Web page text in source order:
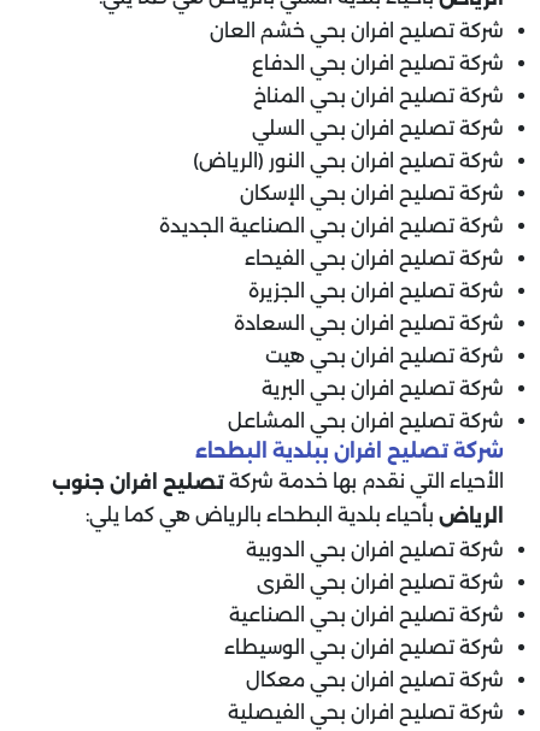
شركة تصليح افران بحي خشم العان
شركة تصليح افران بحي الدفاع
شركة تصليح افران بحي المناخ
شركة تصليح افران بحي السلي
شركة تصليح افران بحي النور (الرياض)
شركة تصليح افران بحي الإسكان
شركة تصليح افران بحي الصناعية الجديدة
شركة تصليح افران بحي الفيحاء
شركة تصليح افران بحي الجزيرة
شركة تصليح افران بحي السعادة
شركة تصليح افران بحي هيت
شركة تصليح افران بحي البرية
شركة تصليح افران بحي المشاعل
شركة تصليح افران ببلدية البطحاء
الأحياء التي نقدم بها خدمة شركة تصليح افران جنوب
الرياض بأحياء بلدية البطحاء بالرياض هي كما يلي:
شركة تصليح افران بحي الدوبية
شركة تصليح افران بحي القرى
شركة تصليح افران بحي الصناعية
شركة تصليح افران بحي الوسيطاء
شركة تصليح افران بحي معكال
شركة تصليح افران بحي الفيصلية